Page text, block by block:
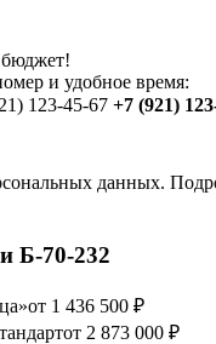
и удобное время:
123-45-67 +7 (921)
данных.
Б-70-232
от 1 436 500 ₽
от 2 873 000 ₽